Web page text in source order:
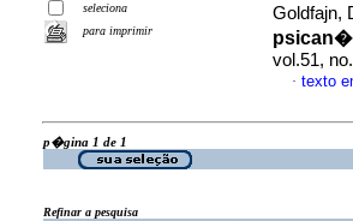
seleciona
para imprimir
Goldfajn,
vol.51,
· texto
p�gina 1 de 1
Refinar a pesquisa